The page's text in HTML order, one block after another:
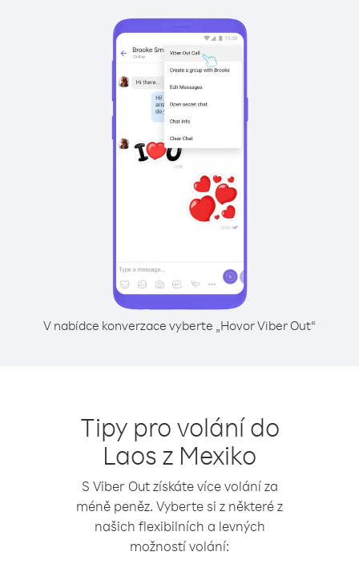
V nabídce konverzace vyberte „Hovor Viber Out“
Tipy pro volání do
Laos z Mexiko
S Viber Out získáte více volání za
méně peněz. Vyberte si z některé z
našich flexibilních a levných
možností volání: